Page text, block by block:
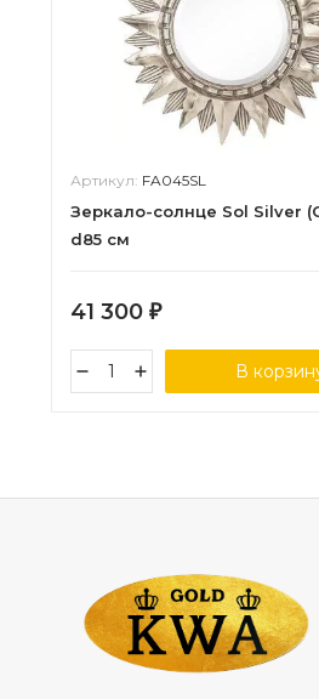
Артикул: FA045SL
Зеркало-солнце Sol Silver
d85 см
41 300 ₽
В